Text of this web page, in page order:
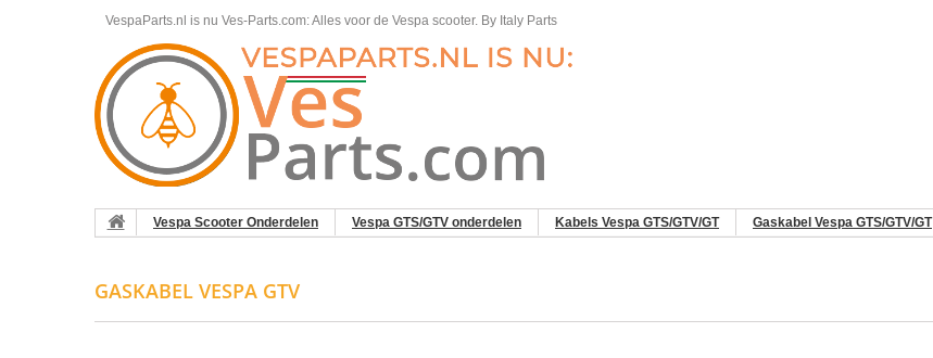
VespaParts.nl is nu Ves-Parts.com: Alles voor de Vespa scooter. By Italy Parts
Vespa Scooter Onderdelen Vespa GTS/GTV onderdelen Kabels Vespa GTS/GTV/GT Gaskabel Vespa GTS/GTV/GT
GASKABEL VESPA GTV